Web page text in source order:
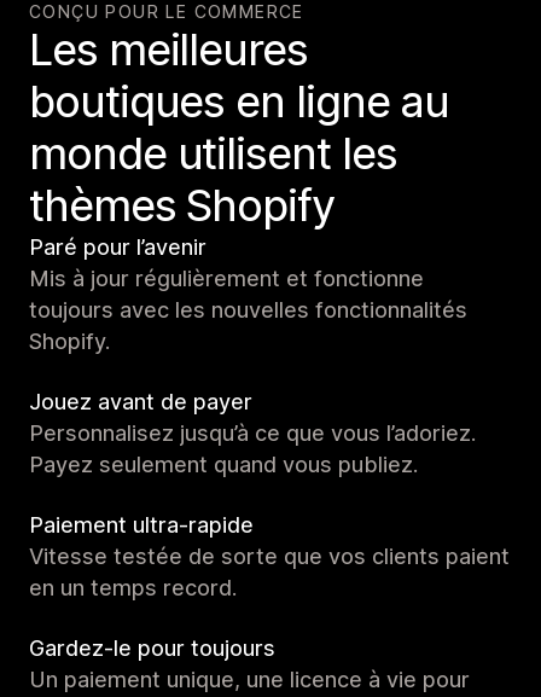
CONÇU POUR LE COMMERCE
Les meilleures
boutiques en ligne au
monde utilisent les
thèmes Shopify
Paré pour l’avenir
Mis à jour régulièrement et fonctionne
toujours avec les nouvelles fonctionnalités
Shopify.
Jouez avant de payer
Personnalisez jusqu’à ce que vous l’adoriez.
Payez seulement quand vous publiez.
Paiement ultra-rapide
Vitesse testée de sorte que vos clients paient
en un temps record.
Gardez-le pour toujours
Un paiement unique, une licence à vie pour